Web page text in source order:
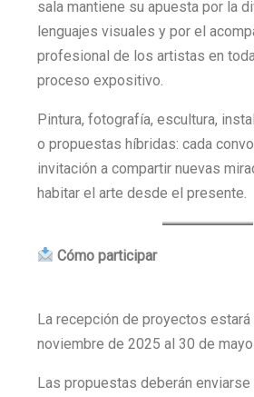
sala mantiene su apuesta por la
lenguajes visuales y por el
profesional de los artistas en
proceso expositivo.
Pintura, fotografía, escultura,
o propuestas híbridas: cada
invitación a compartir nuevas
habitar el arte desde el presente.
Cómo participar
La recepción de proyectos
noviembre de 2025 al 30 de mayo
Las propuestas deberán enviarse